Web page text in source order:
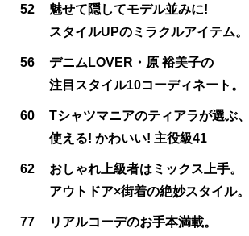
52
魅せて隠してモデル並みに!
スタイルUPのミラクルアイテム。
56
デニムLOVER・原 裕美子の
注目スタイル10コーディネート。
60
Tシャツマニアのティアラが選ぶ、
使える! かわいい! 主役級41
62
おしゃれ上級者はミックス上手。
アウトドア×街着の絶妙スタイル。
77
リアルコーデのお手本満載。